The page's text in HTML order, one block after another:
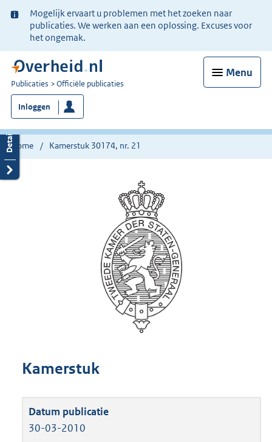
Ter
informatie:
Mogelijk ervaart u problemen met het zoeken naar
publicaties. We werken aan een oplossing. Excuses voor
het ongemak.
Menu
U
bent
nu
hier:
Publicaties Officiële publicaties
Inloggen
Home Kamerstuk 30174, nr. 21
Kamerstuk
30-03-2010